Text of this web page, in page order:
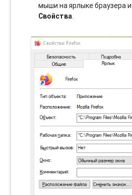
мыши на ярлыке браузера
Свойства.